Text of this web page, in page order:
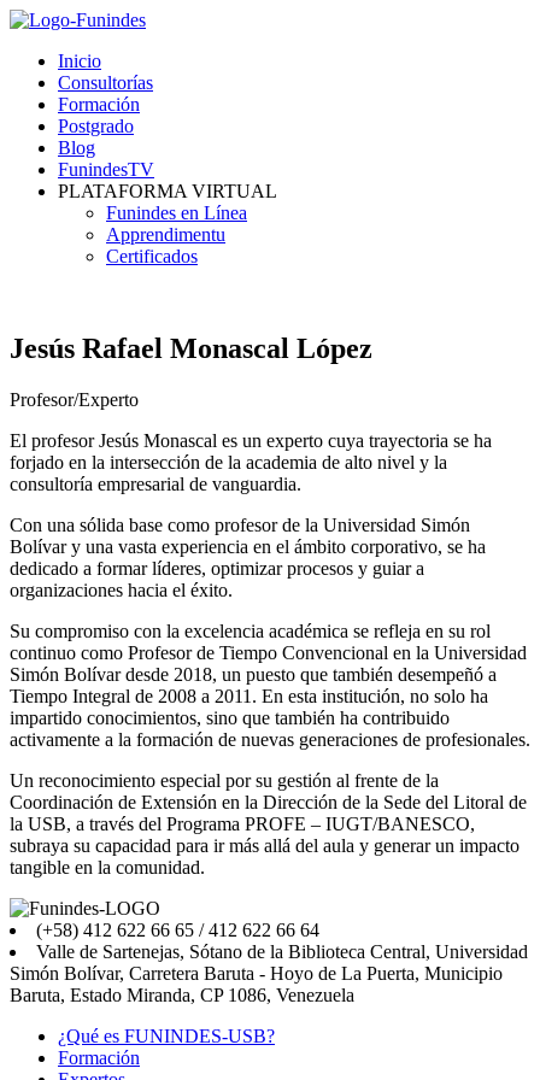
Inicio
Consultorías
Formación
Postgrado
Blog
FunindesTV
PLATAFORMA VIRTUAL
Funindes en Línea
Apprendimentu
Certificados
Jesús Rafael Monascal López
Profesor/Experto
El profesor Jesús Monascal es un experto cuya trayectoria se ha
forjado en la intersección de la academia de alto nivel y la
consultoría empresarial de vanguardia.
Con una sólida base como profesor de la Universidad Simón
Bolívar y una vasta experiencia en el ámbito corporativo, se ha
dedicado a formar líderes, optimizar procesos y guiar a
organizaciones hacia el éxito.
Su compromiso con la excelencia académica se refleja en su rol
continuo como Profesor de Tiempo Convencional en la Universidad
Simón Bolívar desde 2018, un puesto que también desempeñó a
Tiempo Integral de 2008 a 2011. En esta institución, no solo ha
impartido conocimientos, sino que también ha contribuido
activamente a la formación de nuevas generaciones de profesionales.
Un reconocimiento especial por su gestión al frente de la
Coordinación de Extensión en la Dirección de la Sede del Litoral de
la USB, a través del Programa PROFE – IUGT/BANESCO,
subraya su capacidad para ir más allá del aula y generar un impacto
tangible en la comunidad.
(+58) 412 622 66 65 / 412 622 66 64
Valle de Sartenejas, Sótano de la Biblioteca Central, Universidad
Simón Bolívar, Carretera Baruta - Hoyo de La Puerta, Municipio
Baruta, Estado Miranda, CP 1086, Venezuela
¿Qué es FUNINDES-USB?
Formación